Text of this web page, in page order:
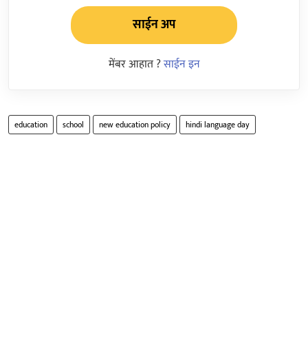
साईन अप
मेंबर आहात ?साईन इन
education school new education policy hindi language day